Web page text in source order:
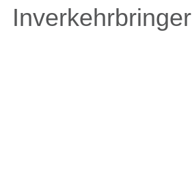
Inverkehrbringer